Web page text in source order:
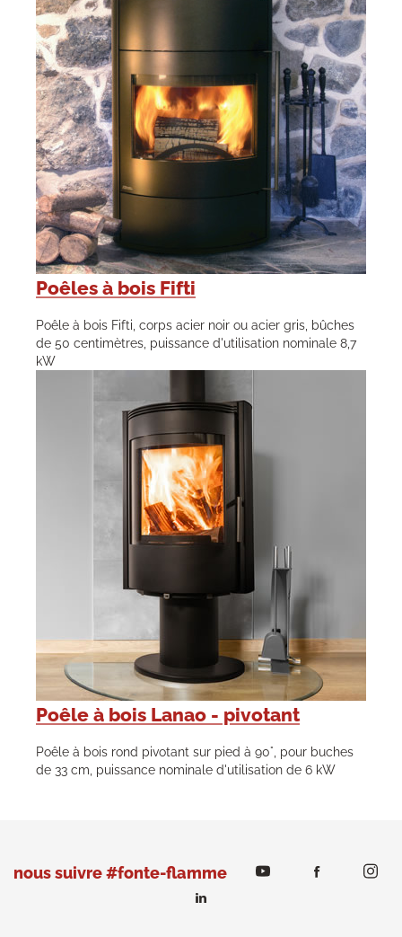
Poêles à bois Fifti
Poêle à bois Fifti, corps acier noir ou acier gris, bûches
de 50 centimètres, puissance d'utilisation nominale 8,7
kW
Poêle à bois Lanao - pivotant
Poêle à bois rond pivotant sur pied à 90°, pour buches
de 33 cm, puissance nominale d'utilisation de 6 kW
nous suivre #fonte-flamme